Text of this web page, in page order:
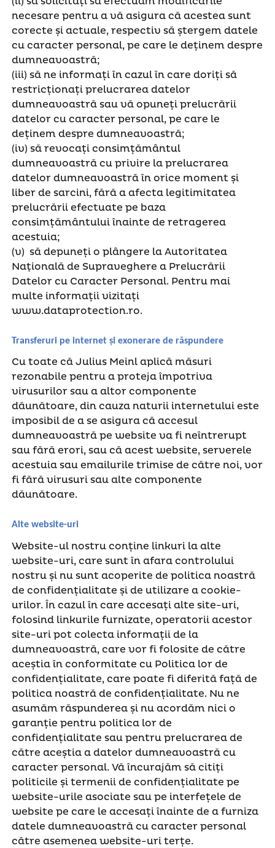
necesare pentru a vă asigura că acestea sunt
corecte și actuale, respectiv să ștergem datele
cu caracter personal, pe care le deținem despre
dumneavoastră;
(iii) să ne informați în cazul în care doriți să
restricționați prelucrarea datelor
dumneavoastră sau vă opuneți prelucrării
datelor cu caracter personal, pe care le
deținem despre dumneavoastră;
(iv) să revocați consimțământul
dumneavoastră cu privire la prelucrarea
datelor dumneavoastră în orice moment și
liber de sarcini, fără a afecta legitimitatea
prelucrării efectuate pe baza
consimțământului înainte de retragerea
acestuia;
(v) să depuneți o plângere la Autoritatea
Naţională de Supraveghere a Prelucrării
Datelor cu Caracter Personal. Pentru mai
multe informații vizitați
www.dataprotection.ro.
Transferuri pe internet și exonerare de răspundere
Cu toate că Julius Meinl aplică măsuri
rezonabile pentru a proteja împotriva
virusurilor sau a altor componente
dăunătoare, din cauza naturii internetului este
imposibil de a se asigura că accesul
dumneavoastră pe website va fi neîntrerupt
sau fără erori, sau că acest website, serverele
acestuia sau emailurile trimise de către noi, vor
fi fără virusuri sau alte componente
dăunătoare.
Alte website-uri
Website-ul nostru conține linkuri la alte
website-uri, care sunt în afara controlului
nostru și nu sunt acoperite de politica noastră
de confidențialitate și de utilizare a cookie-
urilor. În cazul în care accesați alte site-uri,
folosind linkurile furnizate, operatorii acestor
site-uri pot colecta informații de la
dumneavoastră, care vor fi folosite de către
aceștia în conformitate cu Politica lor de
confidențialitate, care poate fi diferită față de
politica noastră de confidențialitate. Nu ne
asumăm răspunderea și nu acordăm nici o
garanție pentru politica lor de
confidențialitate sau pentru prelucrarea de
către aceștia a datelor dumneavoastră cu
caracter personal. Vă încurajăm să citiți
politicile și termenii de confidențialitate pe
website-urile asociate sau pe interfețele de
website pe care le accesați înainte de a furniza
datele dumneavoastră cu caracter personal
către asemenea website-uri terțe.